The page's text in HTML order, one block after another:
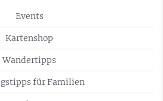
Events
Kartenshop
Wandertipps
für Familien